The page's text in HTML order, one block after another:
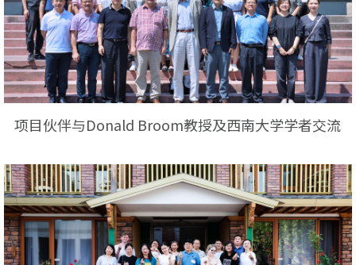
项目伙伴与Donald Broom教授及西南大学学者交流